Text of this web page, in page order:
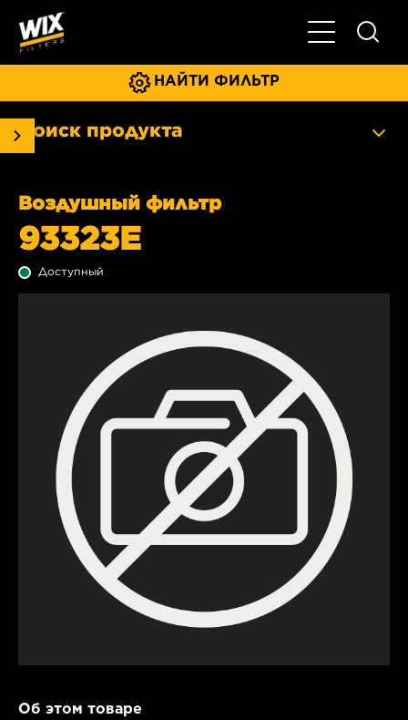
Главное
НАЙТИ ФИЛЬТР
Поиск продукта
Воздушный фильтр
93323E
Доступный
Об этом товаре